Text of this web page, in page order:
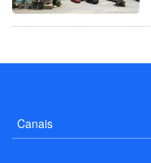
Canais